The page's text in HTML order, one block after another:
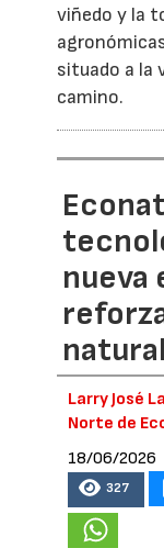
viñedo y la
situado a la
camino.
nueva
Larry José
Norte de
18/06/2026
327